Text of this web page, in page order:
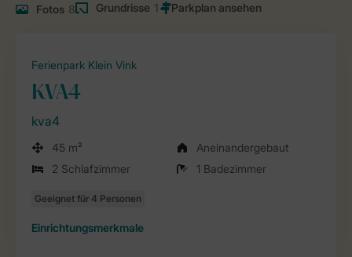
Fotos 8 Grundrisse 1
Ferienpark Klein Vink
KVA4
kva4
45 m²
Aneinandergebaut
2 Schlafzimmer
1 Badezimmer
Einrichtungsmerkmale